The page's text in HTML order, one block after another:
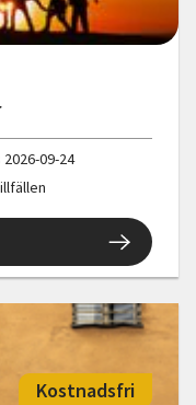
09-24
Kostnadsfri